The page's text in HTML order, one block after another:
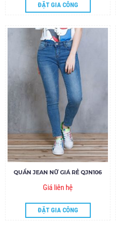
ĐẶT GIA CÔNG
QUẦN JEAN NỮ GIÁ RẺ QJN106
Giá liên hệ
ĐẶT GIA CÔNG